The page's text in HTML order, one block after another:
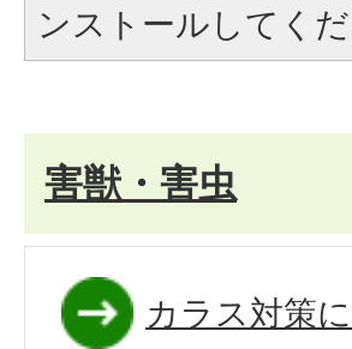
ンストールしてくだ
害獣・害虫
カラス対策